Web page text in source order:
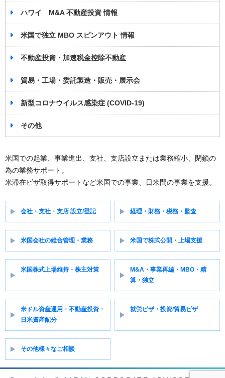
ハワイ M&A 不動産投資 情報
米国で独立 MBO スピンアウト 情報
不動産投資・加速税金控除不動産
貿易・工場・委託製造・販売・展示会
新型コロナウイルス感染症 (COVID-19)
その他
米国での起業、事業進出、支社、支店設立または業務縮小、閉鎖の
為の業務サポート。
米滞在ビザ取得サポートなど米国での事業、日米間の事業を支援。
会社・支社・支店 設立/登記 経理・財務・税務・監査
米国会社の総合管理・業務 米国で株式公開・上場支援
米国株式上場維持・株主対策
M&A・事業再編・MBO・精
算・独立
米ドル資産運用・不動産投資・
日米資産配分
就労ビザ・投資/貿易ビザ
その他様々なご相談